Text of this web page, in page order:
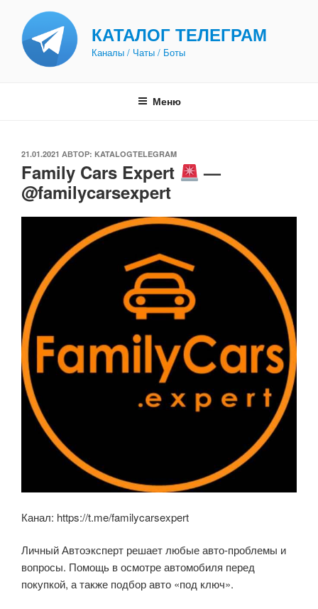
содержимому
КАТАЛОГ ТЕЛЕГРАМ
Каналы / Чаты / Боты
Меню
ОПУБЛИКОВАНО
21.01.2021 АВТОР: KATALOGTELEGRAM
Family Cars Expert
—
@familycarsexpert
Канал: https://t.me/familycarsexpert
Личный Автоэксперт решает любые авто-проблемы и
вопросы. Помощь в осмотре автомобиля перед
покупкой, а также подбор авто «под ключ».